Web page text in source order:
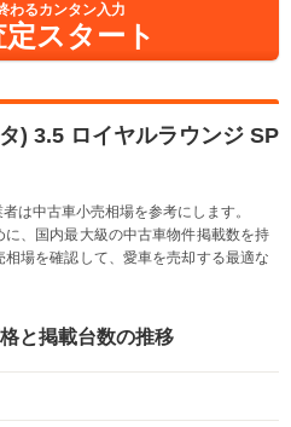
わるカンタン入力
スタート
) 3.5 ロイヤルラウンジ SP
は中古車小売相場を参考にします。
、国内最大級の中古車物件掲載数を持
場を確認して、愛車を売却する最適な
と掲載台数の推移